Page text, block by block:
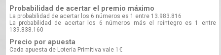
Probabilidad de acertar el premio máximo
La probabilidad de acertar los 6 números es 1 entre 13.983.816
La probabilidad de acertar los 6 números más el reintegro es 1 entre
139.838.160
Precio por apuesta
Cada apuesta de Lotería Primitiva vale 1€